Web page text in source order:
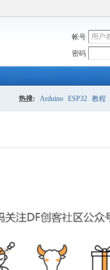
帐号
密码
热搜: Arduino ESP32 教程